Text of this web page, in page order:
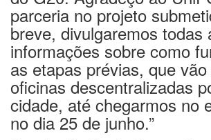
parceria no projeto
breve, divulgaremos todas
informações sobre como
as etapas prévias, que
oficinas descentralizadas
cidade, até chegarmos no
no dia 25 de junho.”